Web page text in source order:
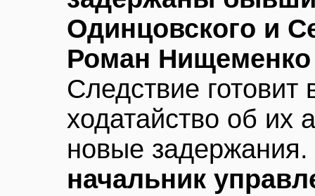
Одинцовского и
Роман
Следствие
ходатайство об их
новые
начальник